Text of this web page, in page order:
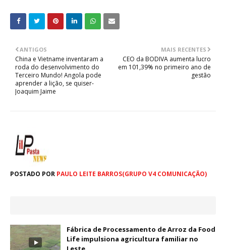
MAIS RECENTES
CEO da BODIVA aumenta lucro
em 101,39% no primeiro ano de
gestão
ANTIGOS
China e Vietname inventaram a
roda do desenvolvimento do
Terceiro Mundo! Angola pode
aprender a lição, se quiser-
Joaquim Jaime
POSTADO POR PAULO LEITE BARROS(GRUPO V4 COMUNICAÇÃO)
Fábrica de Processamento de Arroz da Food
Life impulsiona agricultura familiar no